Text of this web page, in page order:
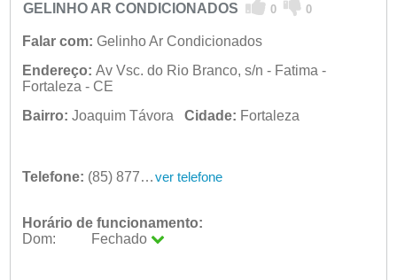
GELINHO AR CONDICIONADOS 0 0
Falar com: Gelinho Ar Condicionados
Endereço: Av Vsc. do Rio Branco, s/n - Fatima -
Fortaleza - CE
Bairro: Joaquim Távora Cidade: Fortaleza
Telefone: (85) 8778-7362 ver telefone
Horário de funcionamento:
Dom:
Fechado